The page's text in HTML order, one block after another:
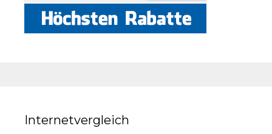
Internetvergleich